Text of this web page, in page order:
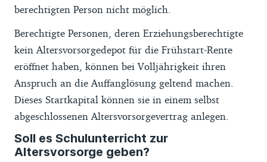
berechtigten Person nicht möglich.
Berechtigte Personen, deren Erziehungsberechtigte
kein Altersvorsorgedepot für die Frühstart-Rente
eröffnet haben, können bei Volljährigkeit ihren
Anspruch an die Auffanglösung geltend machen.
Dieses Startkapital können sie in einem selbst
abgeschlossenen Altersvorsorgevertrag anlegen.
Soll es Schulunterricht zur
Altersvorsorge geben?